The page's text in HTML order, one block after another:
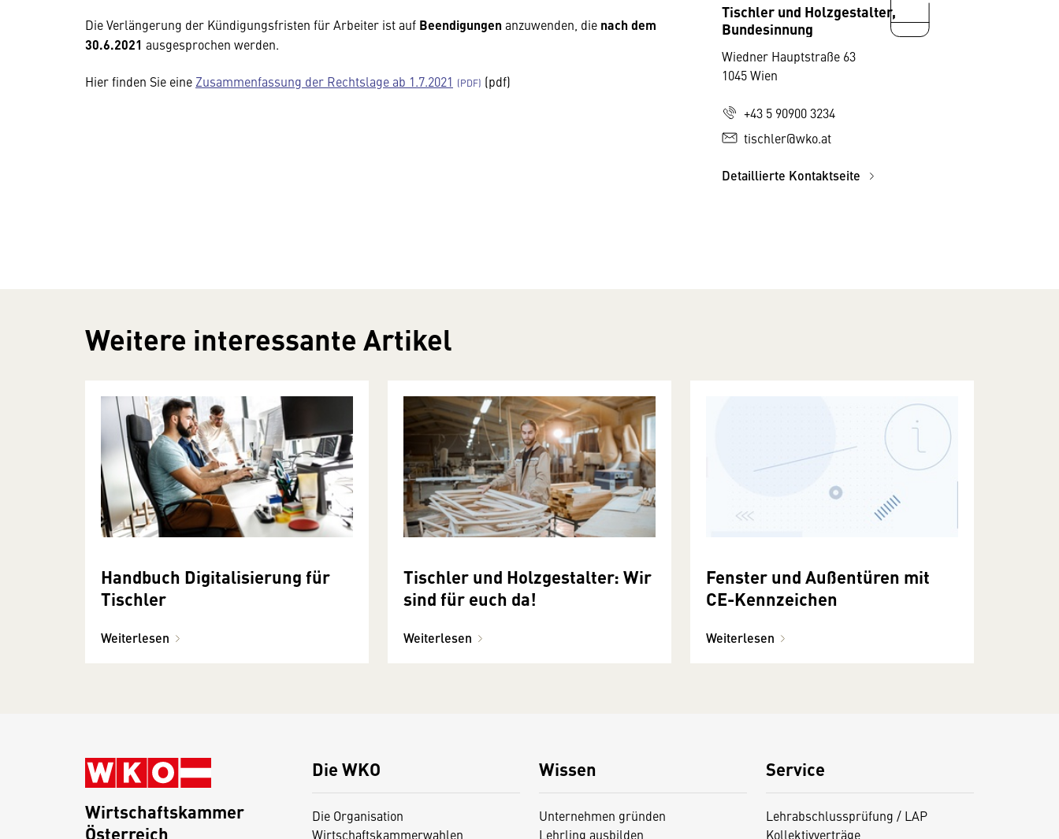
Die Verlängerung der Kündigungsfristen für Arbeiter ist auf Beendigungen anzuwenden, die nach dem
30.6.2021 ausgesprochen werden.
Hier finden Sie eine Zusammenfassung der Rechtslage ab 1.7.2021 (pdf)
Tischler und Holzgestalter,
Bundesinnung
Wiedner Hauptstraße 63
1045 Wien
+43 5 90900 3234
tischler@wko.at
Detaillierte Kontaktseite
Weitere interessante Artikel
Handbuch Digitalisierung für
Tischler
Weiterlesen
Tischler und Holzgestalter: Wir
sind für euch da!
Weiterlesen
Fenster und Außentüren mit
CE-Kennzeichen
Weiterlesen
Die WKO
Die Organisation
Wirtschaftskammerwahlen
Wissen
Unternehmen gründen
Lehrling ausbilden
Service
Lehrabschlussprüfung / LAP
Kollektivverträge
Wirtschaftskammer
Österreich